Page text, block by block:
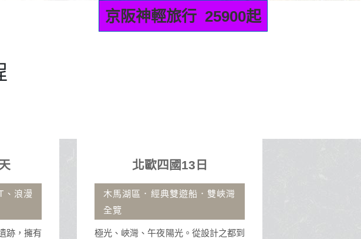
京阪神輕旅行 25900起
浪漫
，擁有
北歐四國13日
木馬湖區．經典雙遊船．雙峽灣
全覽
極光、峽灣、午夜陽光。從設計之都到